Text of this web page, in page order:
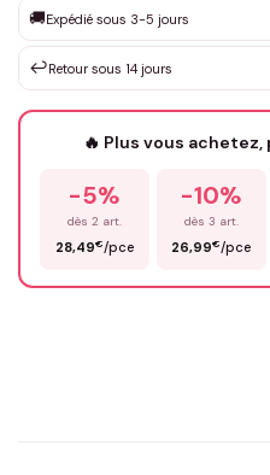
Votre texte / idée*
Prénom*
🚚Expédié sous 3-5 jours
↩️Retour sous 14 jours
🔥 Plus vous
-5%
dès 2 art.
28,49€/pce
-10%
dès 3 art.
26,99€/pce